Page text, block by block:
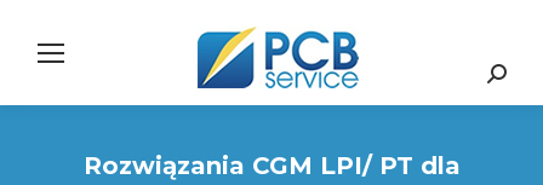
Search:
Rozwiązania CGM LPI/ PT dla